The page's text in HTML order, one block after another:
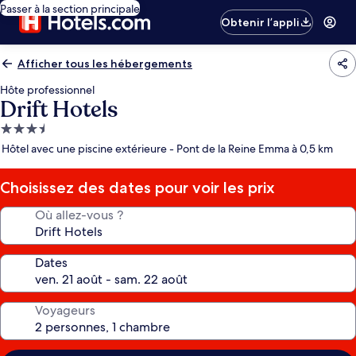
Passer à la section principale
Obtenir l’appli
Afficher tous les hébergements
Hôte professionnel
Drift Hotels
Hébergement
3.5 étoiles
Hôtel avec une piscine extérieure - Pont de la Reine Emma à 0,5 km
Choisissez des dates pour voir les prix
Où allez-vous ?
Dates
Voyageurs